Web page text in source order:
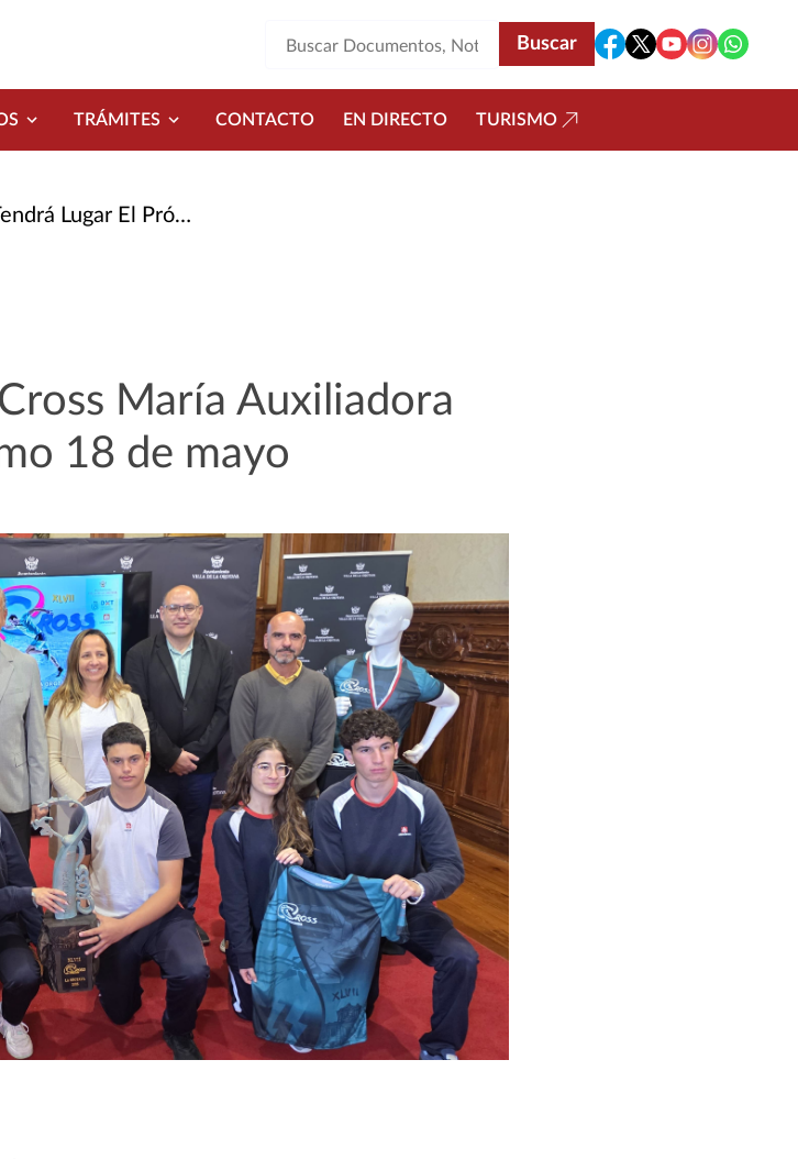
TRÁMITES CONTACTO EN DIRECTO TURISMO
Próximo 18 de Mayo
María Auxiliadora
18 de mayo